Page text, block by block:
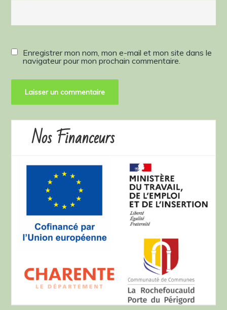
Enregistrer mon nom, mon e-mail et mon site dans le
navigateur pour mon prochain commentaire.
Nos Financeurs